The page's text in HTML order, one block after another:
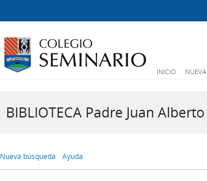
INICIO
BIBLIOTECA Padre Juan
Nueva búsqueda Ayuda